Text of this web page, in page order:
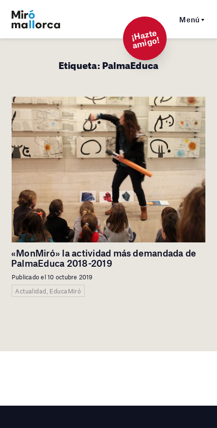
Menú
¡
Hazt
e
a
mi
g
o!
Etiqueta:PalmaEduca
«MonMiró» la actividad más demandada de
PalmaEduca 2018-2019
Publicado el 10 octubre 2019
Actualidad, EducaMiró